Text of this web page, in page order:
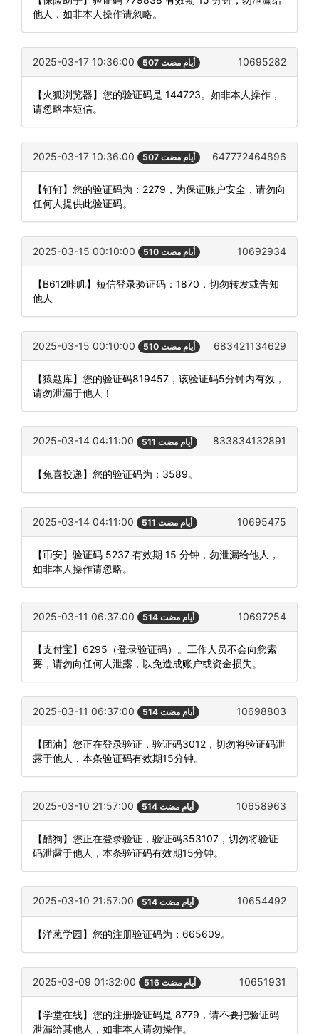
他人，如非本人操作请忽略。
2025-03-17 10:36:00 507 أيام مضت 10695282
【火狐浏览器】您的验证码是 144723。如非本人操作，
请忽略本短信。
2025-03-17 10:36:00 507 أيام مضت 647772464896
【钉钉】您的验证码为：2279，为保证账户安全，请勿向
任何人提供此验证码。
2025-03-15 00:10:00 510 أيام مضت 10692934
【B612咔叽】短信登录验证码：1870，切勿转发或告知
他人
2025-03-15 00:10:00 510 أيام مضت 683421134629
【猿题库】您的验证码819457，该验证码5分钟内有效，
请勿泄漏于他人！
2025-03-14 04:11:00 511 أيام مضت 833834132891
【兔喜投递】您的验证码为：3589。
2025-03-14 04:11:00 511 أيام مضت 10695475
【币安】验证码 5237 有效期 15 分钟，勿泄漏给他人，
如非本人操作请忽略。
2025-03-11 06:37:00 514 أيام مضت 10697254
【支付宝】6295（登录验证码）。工作人员不会向您索
要，请勿向任何人泄露，以免造成账户或资金损失。
2025-03-11 06:37:00 514 أيام مضت 10698803
【团油】您正在登录验证，验证码3012，切勿将验证码泄
露于他人，本条验证码有效期15分钟。
2025-03-10 21:57:00 514 أيام مضت 10658963
【酷狗】您正在登录验证，验证码353107，切勿将验证
码泄露于他人，本条验证码有效期15分钟。
2025-03-10 21:57:00 514 أيام مضت 10654492
【洋葱学园】您的注册验证码为：665609。
2025-03-09 01:32:00 516 أيام مضت 10651931
【学堂在线】您的注册验证码是 8779，请不要把验证码
泄漏给其他人，如非本人请勿操作。